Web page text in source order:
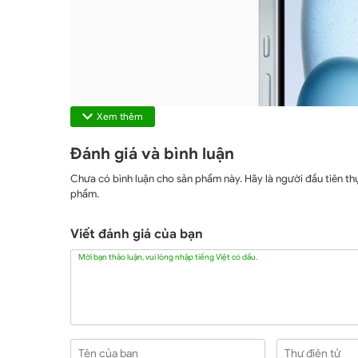
Camera trước TrueDepth 12MP cung cấp chức
quả trong điều kiện thiếu sáng, mang lại những
chân dung là khả năng tự động, giúp người
Thiết kế iPhone 15 Plus 256 GB xách
Xem thêm
Đánh giá và bình luận
Chưa có bình luận cho sản phẩm này. Hãy là người đầu tiên
phẩm.
Viết đánh giá của bạn
Mời bạn thảo luận, vui lòng nhập tiếng Việt có dấu.
Tên của bạn Thư điện tử